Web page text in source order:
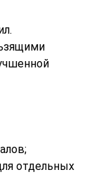
отдельных